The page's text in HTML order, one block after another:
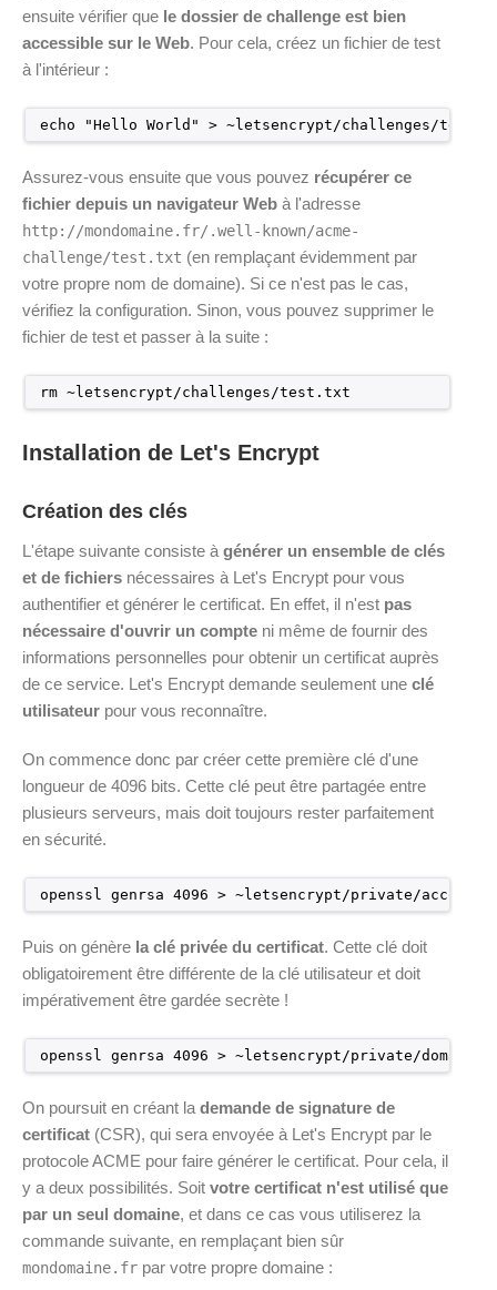
ensuite vérifier que le dossier de challenge est bien
accessible sur le Web. Pour cela, créez un fichier de test
à l'intérieur :
echo "Hello World" > ~letsencrypt/challenges/
Assurez-vous ensuite que vous pouvez récupérer ce
fichier depuis un navigateur Web à l'adresse
http://mondomaine.fr/.well-known/acme-
challenge/test.txt (en remplaçant évidemment par
votre propre nom de domaine). Si ce n'est pas le cas,
vérifiez la configuration. Sinon, vous pouvez supprimer le
fichier de test et passer à la suite :
rm ~letsencrypt/challenges/test.txt
Installation de Let's Encrypt
Création des clés
L'étape suivante consiste à générer un ensemble de clés
et de fichiers nécessaires à Let's Encrypt pour vous
authentifier et générer le certificat. En effet, il n'est pas
nécessaire d'ouvrir un compte ni même de fournir des
informations personnelles pour obtenir un certificat auprès
de ce service. Let's Encrypt demande seulement une clé
utilisateur pour vous reconnaître.
On commence donc par créer cette première clé d'une
longueur de 4096 bits. Cette clé peut être partagée entre
plusieurs serveurs, mais doit toujours rester parfaitement
en sécurité.
openssl genrsa 4096 > ~letsencrypt/private/account
Puis on génère la clé privée du certificat. Cette clé doit
obligatoirement être différente de la clé utilisateur et doit
impérativement être gardée secrète !
openssl genrsa 4096 > ~letsencrypt/private/domain
On poursuit en créant la demande de signature de
certificat (CSR), qui sera envoyée à Let's Encrypt par le
protocole ACME pour faire générer le certificat. Pour cela, il
y a deux possibilités. Soit votre certificat n'est utilisé que
par un seul domaine, et dans ce cas vous utiliserez la
commande suivante, en remplaçant bien sûr
mondomaine.fr par votre propre domaine :